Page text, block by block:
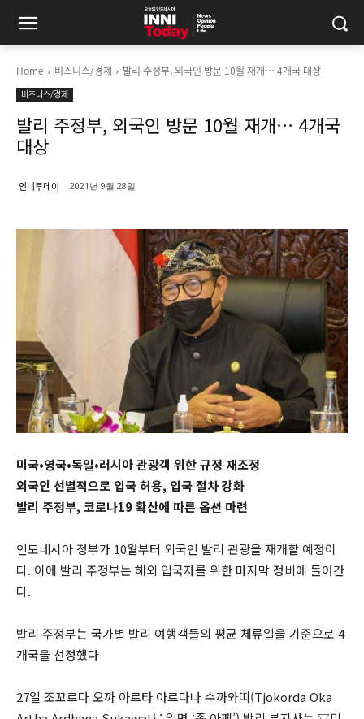
Home 비즈니스/경제 발리 주정부, 외국인 방문 10월 재개… 4개국 대상
비즈니스/경제
발리 주정부, 외국인 방문 10월 재개… 4개국
대상
인니투데이 2021년 9월 28일
미국•영국•독일•러시아 관광객 위한 규정 재조정
외국인 선별적으로 입국 허용, 입국 절차 강화
발리 주정부, 코로나19 확산에 따른 옵션 마련
인도네시아 정부가 10월부터 외국인 발리 관광을 재개할 예정이
다. 이에 발리 주정부는 해외 입국자를 위한 마지막 정비에 들어간
다.
발리 주정부는 국가별 발리 여행객들의 평균 체류일을 기준으로 4
개국을 선정했다
27일 조꼬르다 오까 아르타 아르다나 수까와띠(Tjokorda Oka